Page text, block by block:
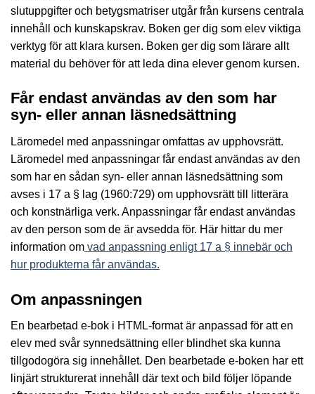
slutuppgifter och betygsmatriser utgår från kursens centrala
innehåll och kunskapskrav. Boken ger dig som elev viktiga
verktyg för att klara kursen. Boken ger dig som lärare allt
material du behöver för att leda dina elever genom kursen.
Får endast användas av den som har
syn- eller annan läsnedsättning
Läromedel med anpassningar omfattas av upphovsrätt.
Läromedel med anpassningar får endast användas av den
som har en sådan syn- eller annan läsnedsättning som
avses i 17 a § lag (1960:729) om upphovsrätt till litterära
och konstnärliga verk. Anpassningar får endast användas
av den person som de är avsedda för. Här hittar du mer
information om vad anpassning enligt 17 a § innebär och
hur produkterna får användas.
Om anpassningen
En bearbetad e-bok i HTML-format är anpassad för att en
elev med svår synnedsättning eller blindhet ska kunna
tillgodogöra sig innehållet. Den bearbetade e-boken har ett
linjärt strukturerat innehåll där text och bild följer löpande